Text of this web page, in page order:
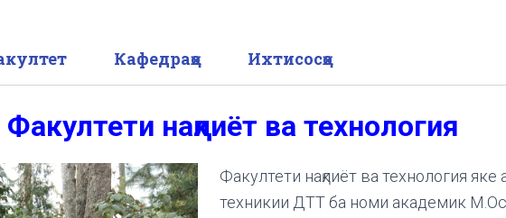
Кафедраҳо Ихтисосҳо
Факултети нақлиёт ва технология
Факултети нақлиёт ва технология
техникии ДТТ ба номи академик